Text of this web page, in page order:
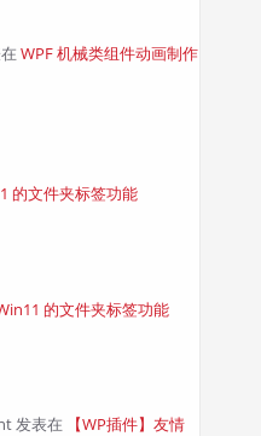
WPF 机械类组件动画制作
的文件夹标签功能
的文件夹标签功能
发表在
【WP插件】友情